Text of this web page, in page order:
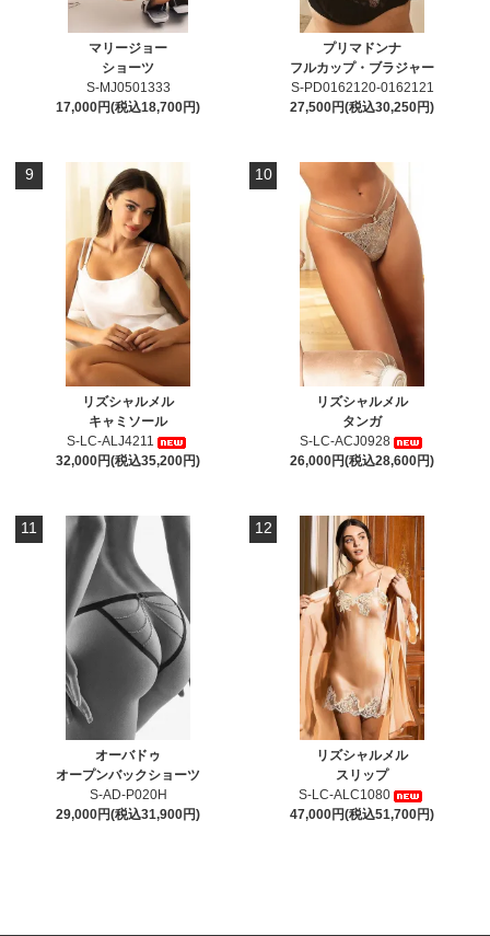
マリージョー
ショーツ
S-MJ0501333
17,000円(税込18,700円)
プリマドンナ
フルカップ・ブラジャー
S-PD0162120-0162121
27,500円(税込30,250円)
9
リズシャルメル
キャミソール
S-LC-ALJ4211
32,000円(税込35,200円)
10
リズシャルメル
タンガ
S-LC-ACJ0928
26,000円(税込28,600円)
11
オーバドゥ
オープンバックショーツ
S-AD-P020H
29,000円(税込31,900円)
12
リズシャルメル
スリップ
S-LC-ALC1080
47,000円(税込51,700円)